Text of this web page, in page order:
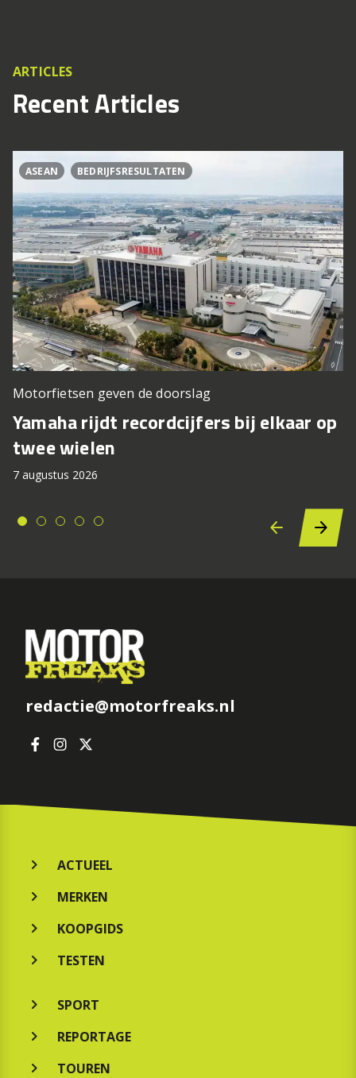
ARTICLES
Recent Articles
ASEAN BEDRIJFSRESULTATEN
Motorfietsen geven de doorslag
Yamaha rijdt recordcijfers bij elkaar op
twee wielen
7 augustus 2026
redactie@motorfreaks.nl
ACTUEEL
MERKEN
KOOPGIDS
TESTEN
SPORT
REPORTAGE
TOUREN